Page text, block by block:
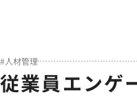
#人材管理
従業員エンゲ